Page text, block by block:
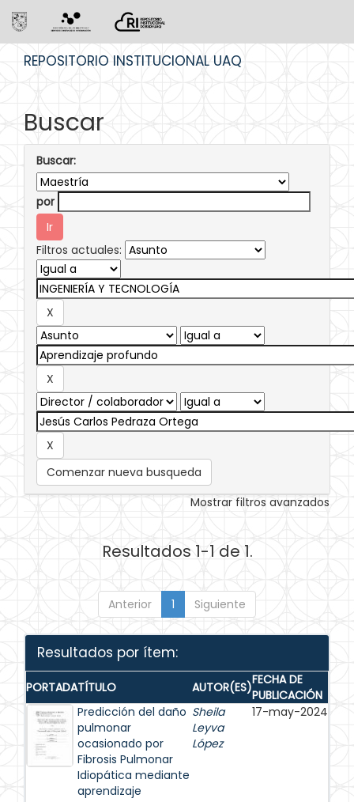
REPOSITORIO INSTITUCIONAL UAQ
Buscar
Buscar:
por
Filtros actuales:
Comenzar nueva busqueda
Mostrar filtros avanzados
Resultados 1-1 de 1.
Anterior 1 Siguiente
Resultados por ítem:
PORTADATÍTULO AUTOR(ES)FECHA DE
PUBLICACIÓN
Predicción del daño
pulmonar
ocasionado por
Fibrosis Pulmonar
Idiopática mediante
aprendizaje
Sheila
Leyva
López
17-may-2024